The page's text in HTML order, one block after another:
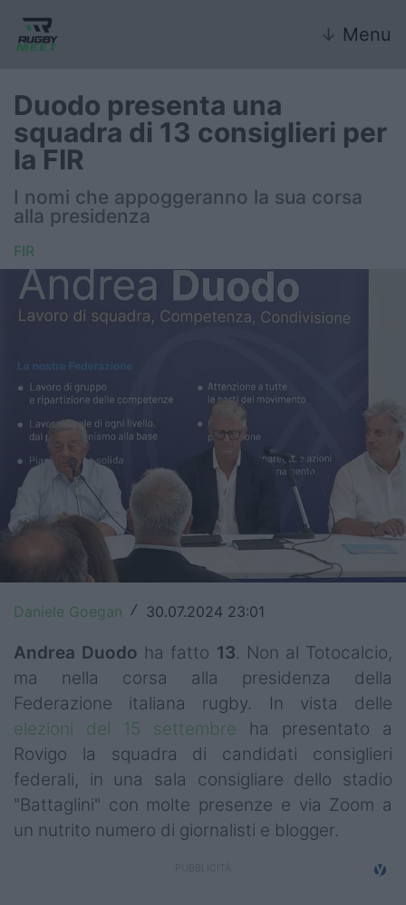
↓ Menu
Nazionale
Nazionali giovanili
Rugby Sevens
FIR
Internazionale
United Rugby Championship
Top14
Premiership
Champions Cup
Challenge Cup
Super Rugby
Rugby in TV
Mercato
Serie A Elite
Campionati
Duodo presenta una
squadra di 13 consiglieri per
la FIR
I nomi che appoggeranno la sua corsa
alla presidenza
FIR
Daniele Goegan / 30.07.2024 23:01
Andrea Duodo ha fatto 13. Non al Totocalcio,
ma nella corsa alla presidenza della
Federazione italiana rugby. In vista delle
elezioni del 15 settembre ha presentato a
Rovigo la squadra di candidati consiglieri
federali, in una sala consigliare dello stadio
"Battaglini" con molte presenze e via Zoom a
un nutrito numero di giornalisti e blogger.